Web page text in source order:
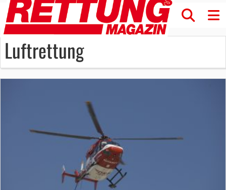
Luftrettung